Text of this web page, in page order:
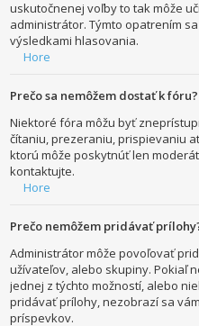
uskutočnenej voľby to tak môže
administrátor. Týmto opatrením
výsledkami hlasovania.
Hore
Prečo sa nemôžem dostať k fóru?
Niektoré fóra môžu byť
čítaniu, prezeraniu, prispievaniu
ktorú môže poskytnúť len
kontaktujte.
Hore
Prečo nemôžem pridávať
Administrátor môže povoľovať
užívateľov, alebo skupiny. Pokiaľ
jednej z týchto možností, alebo
pridávať prílohy, nezobrazí sa
príspevkov.